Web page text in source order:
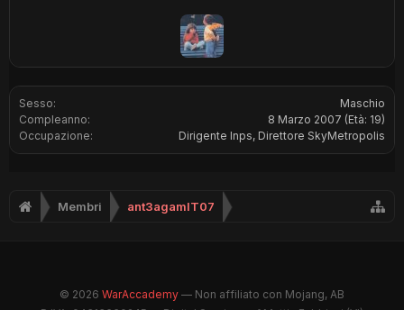
Sesso:
Maschio
Compleanno:
8 Marzo 2007 (Età: 19)
Occupazione:
Dirigente Inps, Direttore SkyMetropolis
Membri ant3agamIT07
© 2026 WarAccademy — Non affiliato con Mojang, AB